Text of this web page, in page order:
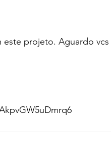
este projeto. Aguardo